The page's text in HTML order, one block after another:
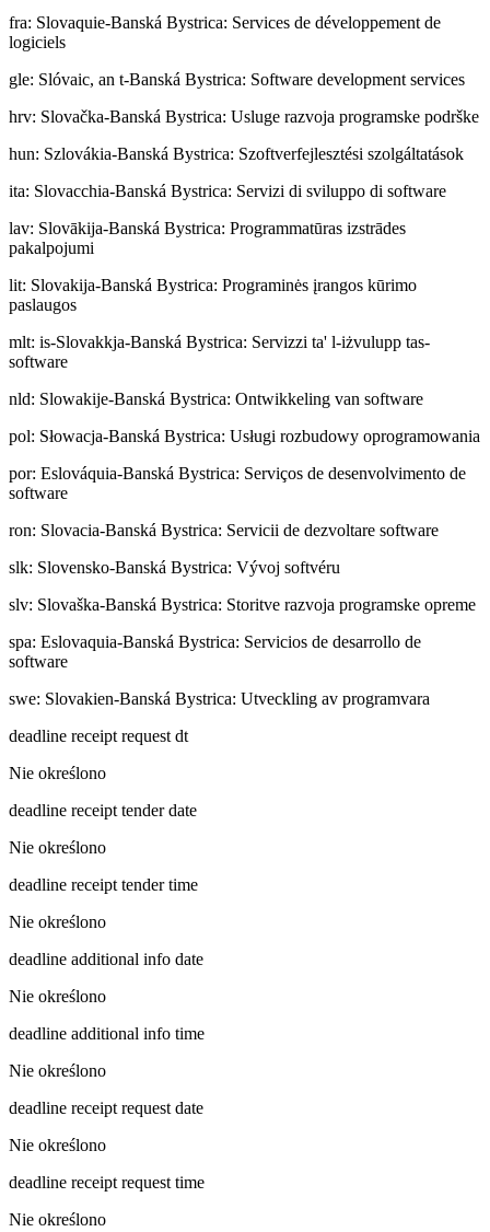
fra: Slovaquie-Banská Bystrica: Services de développement de
logiciels
gle: Slóvaic, an t-Banská Bystrica: Software development services
hrv: Slovačka-Banská Bystrica: Usluge razvoja programske podrške
hun: Szlovákia-Banská Bystrica: Szoftverfejlesztési szolgáltatások
ita: Slovacchia-Banská Bystrica: Servizi di sviluppo di software
lav: Slovākija-Banská Bystrica: Programmatūras izstrādes
pakalpojumi
lit: Slovakija-Banská Bystrica: Programinės įrangos kūrimo
paslaugos
mlt: is-Slovakkja-Banská Bystrica: Servizzi ta' l-iżvulupp tas-
software
nld: Slowakije-Banská Bystrica: Ontwikkeling van software
pol: Słowacja-Banská Bystrica: Usługi rozbudowy oprogramowania
por: Eslováquia-Banská Bystrica: Serviços de desenvolvimento de
software
ron: Slovacia-Banská Bystrica: Servicii de dezvoltare software
slk: Slovensko-Banská Bystrica: Vývoj softvéru
slv: Slovaška-Banská Bystrica: Storitve razvoja programske opreme
spa: Eslovaquia-Banská Bystrica: Servicios de desarrollo de
software
swe: Slovakien-Banská Bystrica: Utveckling av programvara
deadline receipt request dt
Nie określono
deadline receipt tender date
Nie określono
deadline receipt tender time
Nie określono
deadline additional info date
Nie określono
deadline additional info time
Nie określono
deadline receipt request date
Nie określono
deadline receipt request time
Nie określono